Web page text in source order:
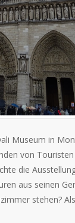
Museum in
von
die
aus seinen
stehen?